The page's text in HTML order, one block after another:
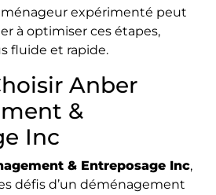
expérimenté peut
à optimiser ces étapes,
fluide et rapide.
Anber
&
Inc
& Entreposage Inc,
défis d’un déménagement